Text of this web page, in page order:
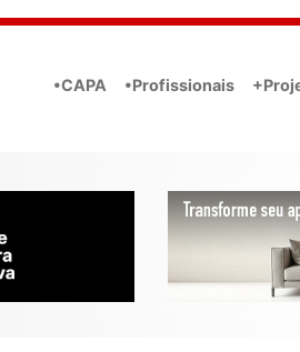
•CAPA •Profissionais